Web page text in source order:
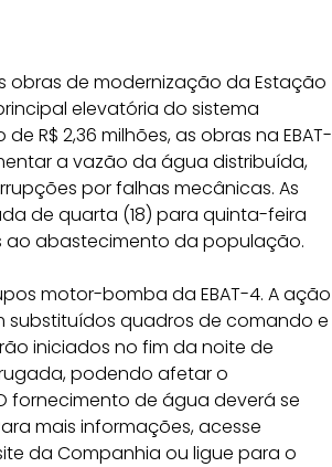
obras de modernização da Estação
elevatória do sistema
R$ 2,36 milhões, as obras na EBAT-
a vazão da água distribuída,
por falhas mecânicas. As
de quarta (18) para quinta-feira
ao abastecimento da população.
motor-bomba da EBAT-4. A ação
quadros de comando e
iniciados no fim da noite de
podendo afetar o
fornecimento de água deverá se
mais informações, acesse
da Companhia ou ligue para o